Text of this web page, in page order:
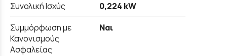
Συνολική Ισχύς
0,224 kW
Συμμόρφωση με
Κανονισμούς
Ασφαλείας
Ναι